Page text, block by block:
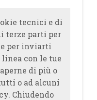
tecnici e di
terze parti per
per inviarti
con le tue
di più o
o ad alcuni
Chiudendo